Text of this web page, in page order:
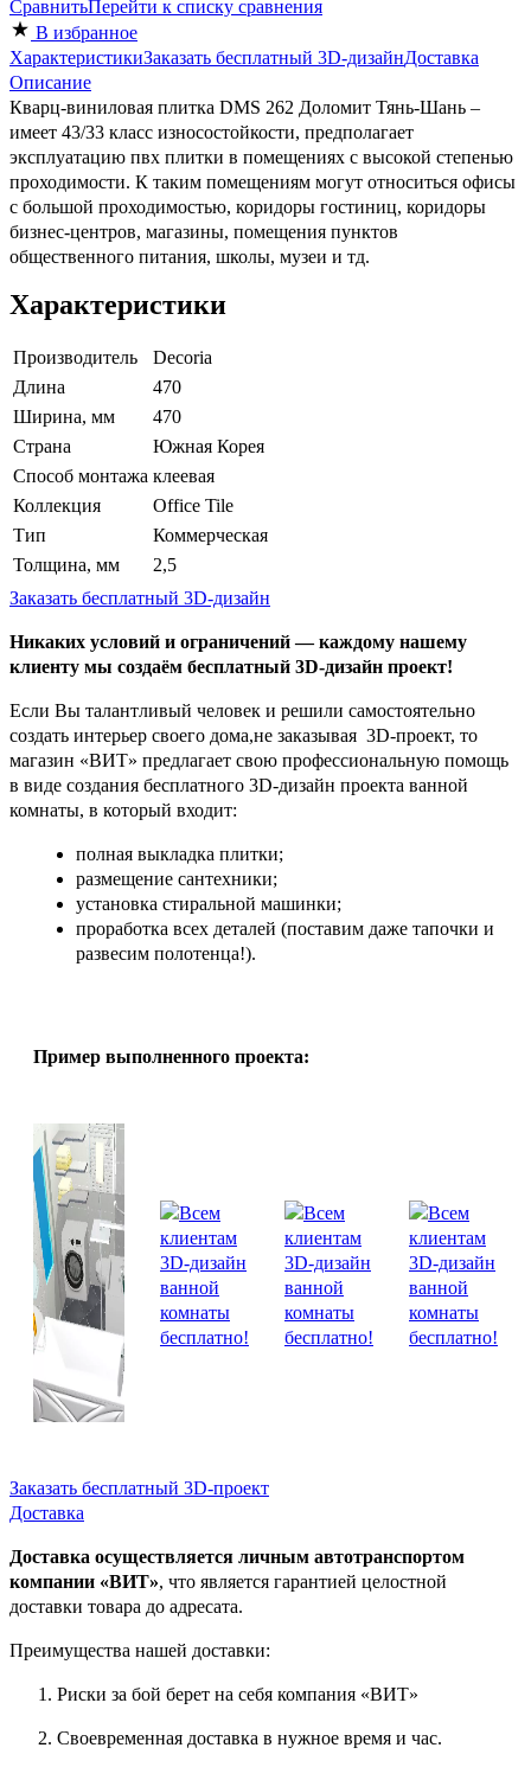
СравнитьПерейти к списку сравнения
В избранное
ХарактеристикиЗаказать бесплатный 3D-дизайнДоставка
Описание
Кварц-виниловая плитка DMS 262 Доломит Тянь-Шань –
имеет 43/33 класс износостойкости, предполагает
эксплуатацию пвх плитки в помещениях с высокой степенью
проходимости. К таким помещениям могут относиться офисы
с большой проходимостью, коридоры гостиниц, коридоры
бизнес-центров, магазины, помещения пунктов
общественного питания, школы, музеи и тд.
Характеристики
Производитель
Decoria
Длина
470
Ширина, мм
470
Страна
Южная Корея
Способ монтажа клеевая
Коллекция
Office Tile
Тип
Коммерческая
Толщина, мм
2,5
Заказать бесплатный 3D-дизайн
Никаких условий и ограничений — каждому нашему
клиенту мы создаём бесплатный 3D-дизайн проект!
Если Вы талантливый человек и решили самостоятельно
создать интерьер своего дома,не заказывая 3D-проект, то
магазин «ВИТ» предлагает свою профессиональную помощь
в виде создания бесплатного 3D-дизайн проекта ванной
комнаты, в который входит:
полная выкладка плитки;
размещение сантехники;
установка стиральной машинки;
проработка всех деталей (поставим даже тапочки и
развесим полотенца!).
Пример выполненного проекта:
Заказать бесплатный 3D-проект
Доставка
Доставка осуществляется личным автотранспортом
компании «ВИТ», что является гарантией целостной
доставки товара до адресата.
Преимущества нашей доставки:
Риски за бой берет на себя компания «ВИТ»
Своевременная доставка в нужное время и час.